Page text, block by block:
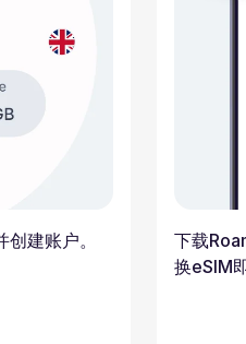
建账户。
下载
换eSIM